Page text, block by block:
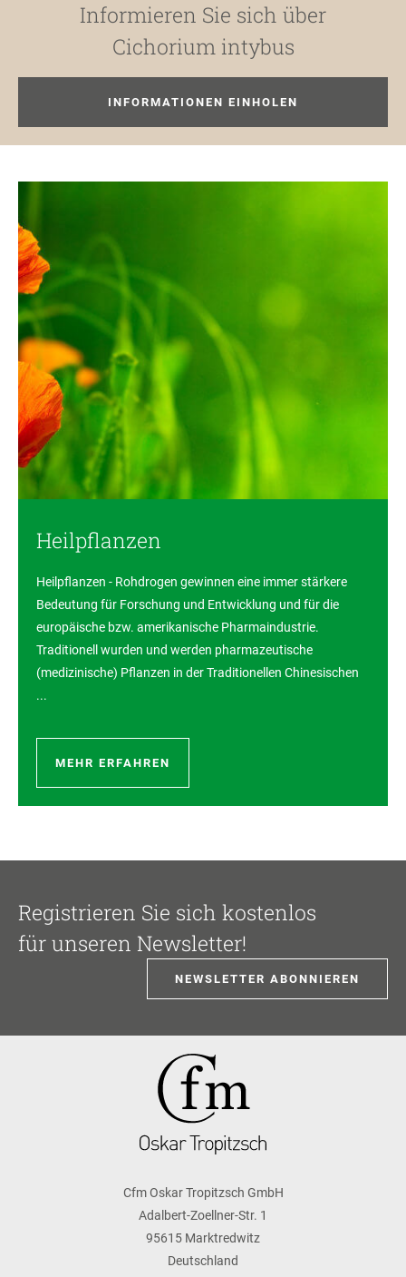
Informieren Sie sich über
Cichorium intybus
INFORMATIONEN EINHOLEN
Heilpflanzen
Heilpflanzen - Rohdrogen gewinnen eine immer stärkere
Bedeutung für Forschung und Entwicklung und für die
europäische bzw. amerikanische Pharmaindustrie.
Traditionell wurden und werden pharmazeutische
(medizinische) Pflanzen in der Traditionellen Chinesischen
...
MEHR ERFAHREN
Registrieren Sie sich kostenlos
für unseren Newsletter!
NEWSLETTER ABONNIEREN
Cfm Oskar Tropitzsch GmbH
Adalbert-Zoellner-Str. 1
95615 Marktredwitz
Deutschland